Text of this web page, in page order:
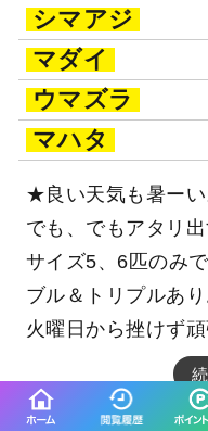
シマアジ
マダイ
ウマズラ
マハタ
★良い天気も暑ーい
でも、でもアタリ
サイズ5、6匹のみ
ブル＆トリプルあ
火曜日から挫けず頑